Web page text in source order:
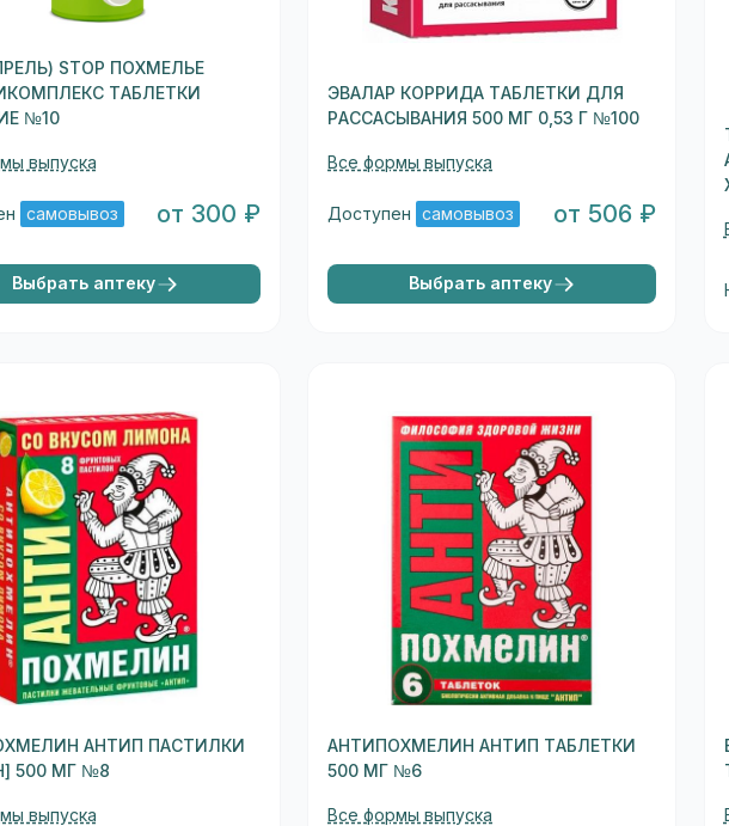
STOP ПОХМЕЛЬЕ
ТАБЛЕТКИ
№10
выпуска
самовывоз от 300 ₽
Выбрать аптеку
ЭВАЛАР КОРРИДА ТАБЛЕТКИ ДЛЯ
РАССАСЫВАНИЯ 500 МГ 0,53 Г №100
Все формы выпуска
Доступен самовывоз от 506 ₽
Выбрать аптеку
АНТИП ПАСТИЛКИ
500 МГ №8
выпуска
АНТИПОХМЕЛИН АНТИП ТАБЛЕТКИ
500 МГ №6
Все формы выпуска